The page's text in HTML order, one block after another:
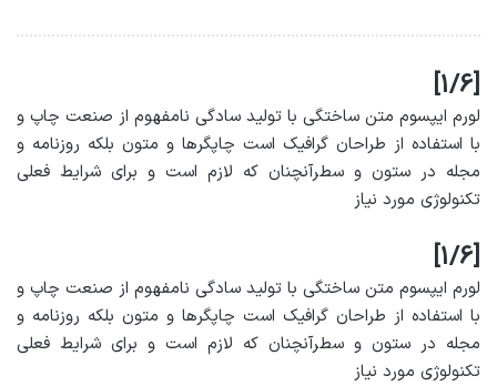
[1/6]
لورم ایپسوم متن ساختگی با تولید سادگی نامفهوم از صنعت چاپ و
با استفاده از طراحان گرافیک است چاپگرها و متون بلکه روزنامه و
مجله در ستون و سطرآنچنان که لازم است و برای شرایط فعلی
تکنولوژی مورد نیاز
[1/6]
لورم ایپسوم متن ساختگی با تولید سادگی نامفهوم از صنعت چاپ و
با استفاده از طراحان گرافیک است چاپگرها و متون بلکه روزنامه و
مجله در ستون و سطرآنچنان که لازم است و برای شرایط فعلی
تکنولوژی مورد نیاز